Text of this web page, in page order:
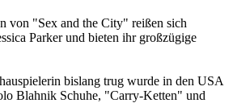
von "Sex and the City" reißen sich
Parker und bieten ihr großzügige
bislang trug wurde in den USA
Blahnik Schuhe, "Carry-Ketten" und